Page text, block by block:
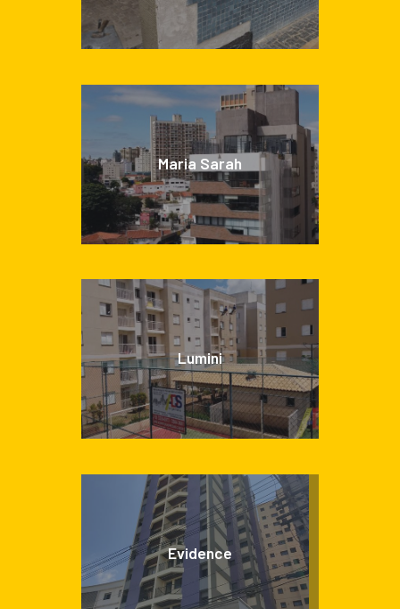
Maria Sarah
Lumini
Evidence